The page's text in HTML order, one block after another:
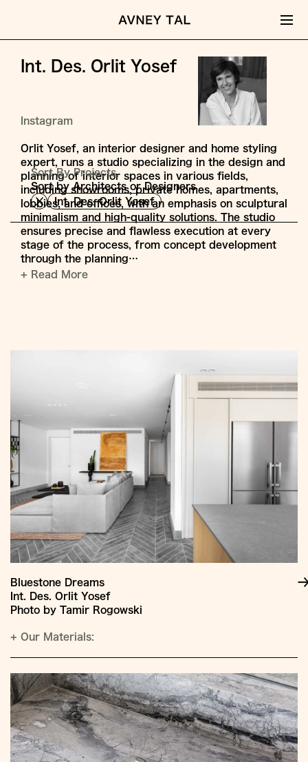
Sort By Projects,
Sort by Architects or Designers
Int. Des. Orlit Yosef
Int. Des. Orlit Yosef
Instagram
Orlit Yosef, an interior designer and home styling
expert, runs a studio specializing in the design and
planning of interior spaces in various fields,
including showrooms, private homes, apartments,
lobbies, and offices, with an emphasis on sculptural
minimalism and high-quality solutions. The studio
ensures precise and flawless execution at every
stage of the process, from concept development
through the planning…
+ Read More
Bluestone Dreams
Int. Des. Orlit Yosef
Photo by Tamir Rogowski
+ Our Materials: